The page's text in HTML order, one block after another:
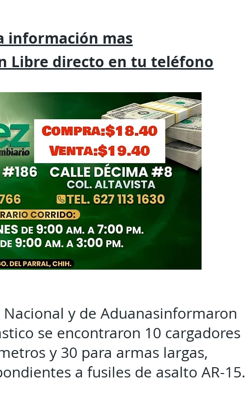
información mas
Libre directo en tu teléfono
y de Aduanasinformaron
se encontraron 10 cargadores
y 30 para armas largas,
a fusiles de asalto AR-15.